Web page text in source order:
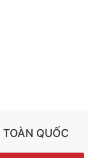
TOÀN QUỐC